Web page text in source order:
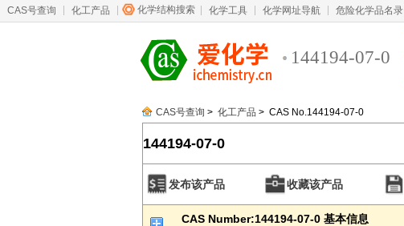
CAS号查询 化工产品 化学结构搜索 化学工具 化学网址导航 危险化学品名录
144194-07-0
CAS号查询 > 化工产品 > CAS No.144194-07-0
144194-07-0
发布该产品 收藏该产品
CAS Number:144194-07-0 基本信息